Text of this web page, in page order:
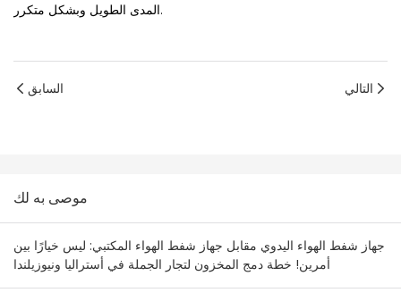
المدى الطويل وبشكل متكرر.
السابق التالي
موصى به لك
جهاز شفط الهواء اليدوي مقابل جهاز شفط الهواء المكتبي: ليس خيارًا بين
أمرين! خطة دمج المخزون لتجار الجملة في أستراليا ونيوزيلندا